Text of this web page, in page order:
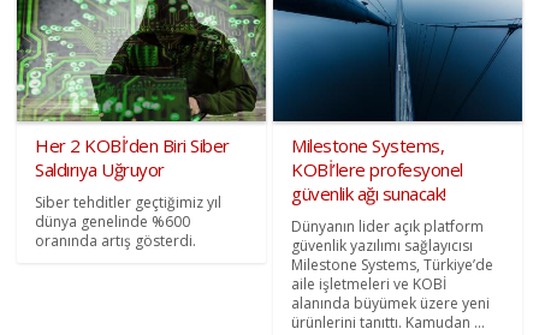
Her 2 KOBİ’den Biri Siber
Saldırıya Uğruyor
Siber tehditler geçtiğimiz yıl
dünya genelinde %600
oranında artış gösterdi.
Milestone Systems,
KOBİ’lere profesyonel
güvenlik ağı sunacak!
Dünyanın lider açık platform
güvenlik yazılımı sağlayıcısı
Milestone Systems, Türkiye’de
aile işletmeleri ve KOBİ
alanında büyümek üzere yeni
ürünlerini tanıttı. Kamudan ...